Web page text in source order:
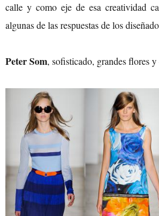
calle y como eje de esa creatividad
algunas de las respuestas de los
Peter Som, sofisticado, grandes flores y